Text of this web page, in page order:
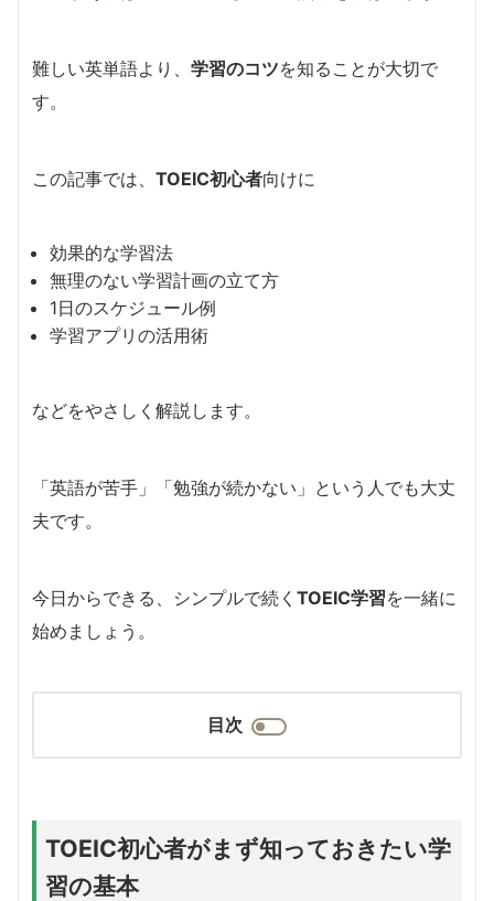
難しい英単語より、 学習のコツを知ることが大切で
す。
この記事では、 TOEIC初心者向けに
効果的な学習法
無理のない学習計画の立て方
1日のスケジュール例
学習アプリの活用術
などをやさしく解説します。
「英語が苦手」「勉強が続かない」という人でも大丈
夫です。
今日からできる、シンプルで続く TOEIC学習を一緒に
始めましょう。
目次
TOEIC初心者がまず知っておきたい学
習の基本